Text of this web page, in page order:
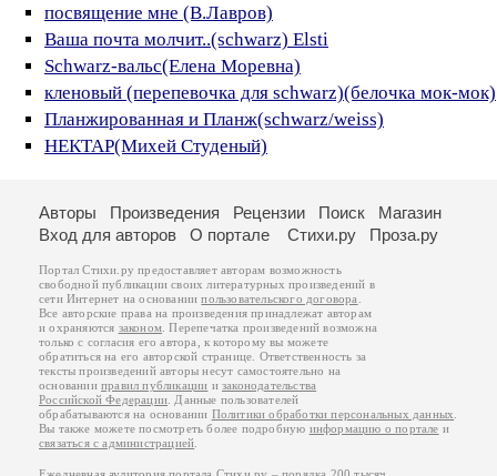
посвящение мне (В.Лавров)
Ваша почта молчит..(schwarz) Elsti
Schwarz-вальс(Елена Моревна)
кленовый (перепевочка для schwarz)(белочка мок-мок)
Планжированная и Планж(schwarz/weiss)
НЕКТАР(Михей Студеный)
Авторы Произведения Рецензии Поиск
Магазин
Вход для авторов
О портале Стихи.ру Проза.ру
Портал Стихи.ру предоставляет авторам возможность
свободной публикации своих литературных произведений в
сети Интернет на основаниипользовательского договора
Все авторские права на произведения принадлежат авторам
и охраняются законом . Перепечатка произведений возможна
только с согласия его автора, к которому вы можете
обратиться на его авторской странице. Ответственность за
тексты произведений авторы несут самостоятельно на
основанииправил публикации изаконодательства
Российской Федерации . Данные пользователей
обрабатываются на основании Политики обработки персональных данных
Вы также можете посмотреть более подробную информацию о портале и
связаться с администрацией